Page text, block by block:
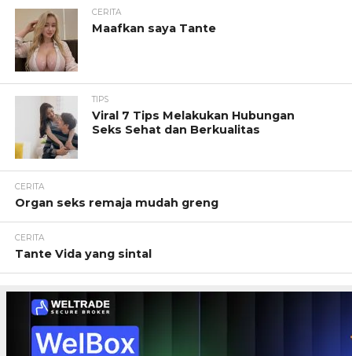
CERITA
Maafkan saya Tante
TIPS
Viral 7 Tips Melakukan Hubungan
Seks Sehat dan Berkualitas
CERITA
Organ seks remaja mudah greng
CERITA
Tante Vida yang sintal